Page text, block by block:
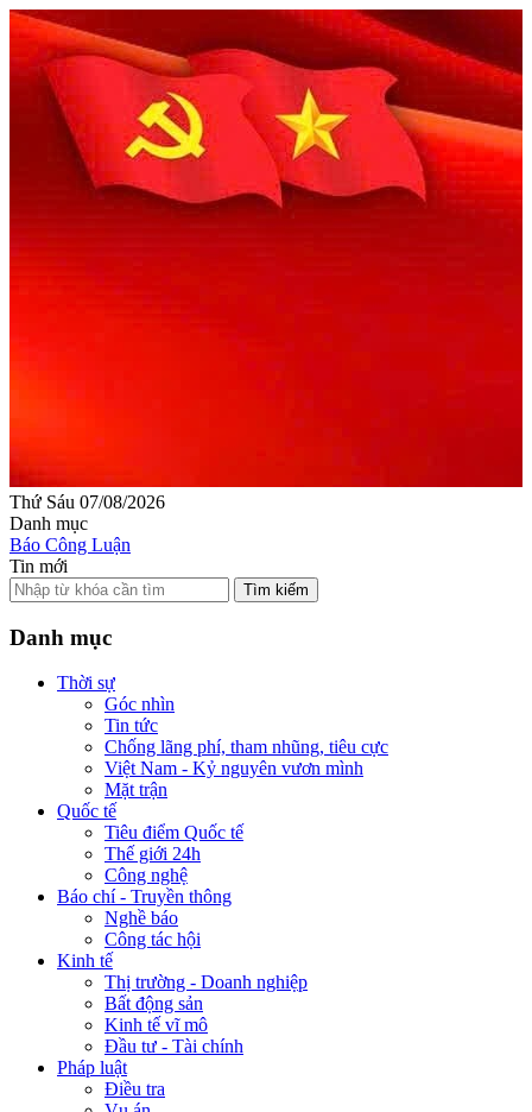
Thứ Sáu 07/08/2026
Danh mục
Báo Công Luận
Tin mới
Tìm kiếm
Danh mục
Thời sự
Góc nhìn
Tin tức
Chống lãng phí, tham nhũng, tiêu cực
Việt Nam - Kỷ nguyên vươn mình
Mặt trận
Quốc tế
Tiêu điểm Quốc tế
Thế giới 24h
Công nghệ
Báo chí - Truyền thông
Nghề báo
Công tác hội
Kinh tế
Thị trường - Doanh nghiệp
Bất động sản
Kinh tế vĩ mô
Đầu tư - Tài chính
Pháp luật
Điều tra